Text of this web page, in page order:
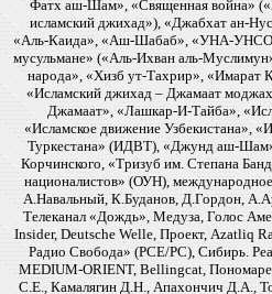
Фатх аш-Шам», «Священная война»
исламский джихад»), «Джабхат ан-
«Аль-Каида», «Аш-Шабаб», «УНА-
мусульмане» («Аль-Ихван аль-
народа», «Хизб ут-Тахрир», «Имарат
«Исламский джихад – Джамаат
Джамаат», «Лашкар-И-Тайба»,
«Исламское движение Узбекистана»,
Туркестана» (ИДВТ), «Джунд аш-
Корчинского, «Тризуб им. Степана
националистов» (ОУН),
А.Навальный, К.Буданов, Д.Гордон,
Телеканал «Дождь», Медуза, Голос
Insider, Deutsche Welle, Проект, Azatliq
Радио Свобода» (PCE/PC), Сибирь.
MEDIUM-ORIENT, Bellingcat,
С.Е., Камалягин Д.Н., Апахончич Д.А.,